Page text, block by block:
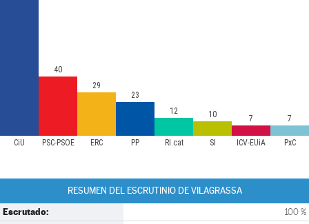
CiU PSC-PSOE ERC PP RI.cat SI ICV-EUiA PxC
40
29
23
12
10 7 7
RESUMEN DEL ESCRUTINIO DE VILAGRASSA
Escrutado: 100 %